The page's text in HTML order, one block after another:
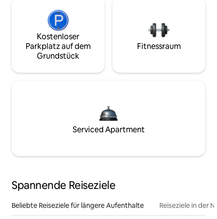
Kostenloser
Parkplatz auf dem
Grundstück
Fitnessraum
Serviced Apartment
Spannende Reiseziele
Beliebte Reiseziele für längere Aufenthalte Reiseziele in der